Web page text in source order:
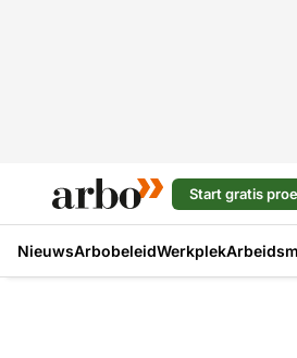
Start gratis
NieuwsArbobeleidWerkplek